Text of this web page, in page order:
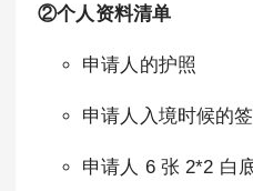
②个人资料清单
申请人的护照
申请人入境时候的
申请人 6 张 2*2 白